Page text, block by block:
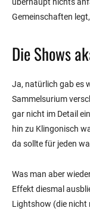
Gemeinschaften
Die Shows
Ja, natürlich gab es
Sammelsurium
gar nicht im Detail
hin zu Klingonisch
da sollte für jeden
Was man aber
Effekt diesmal
Lightshow (die nicht